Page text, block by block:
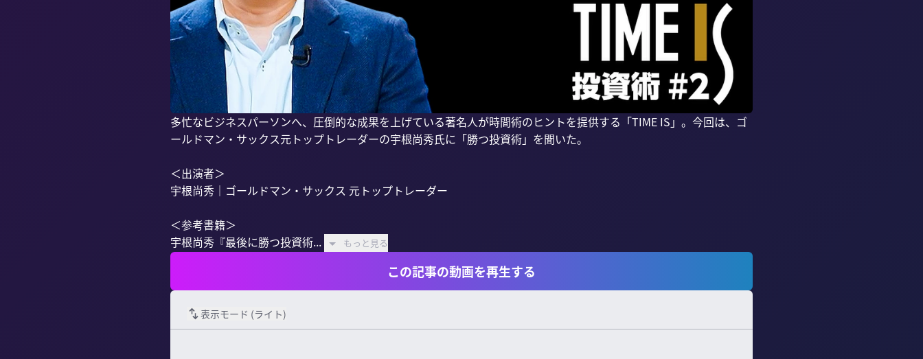
多忙なビジネスパーソンへ、圧倒的な成果を上げている著名人が時間術のヒントを提供する「TIME IS」。今回は、ゴ
ールドマン・サックス元トップトレーダーの宇根尚秀氏に「勝つ投資術」を聞いた。
＜出演者＞
宇根尚秀｜ゴールドマン・サックス 元トップトレーダー
＜参考書籍＞
宇根尚秀『最後に勝つ投資術...
もっと見る
この記事の動画を再生する
表示モード (ライト)